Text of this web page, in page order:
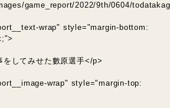
game_report/2022/9th/0604/
wrap" style="margin-bottom:
をしてみせた數原選手</p>
wrap" style="margin-top: